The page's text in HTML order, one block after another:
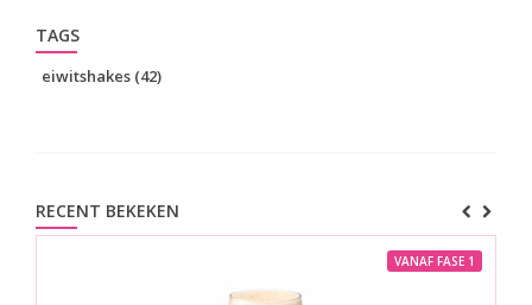
TAGS
eiwitshakes (42)
RECENT BEKEKEN
VANAF FASE 1